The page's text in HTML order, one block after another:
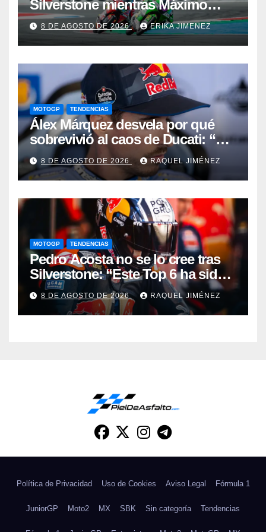
Silverstone mientras Máximo
Quiles sufre una fractura de
clavícula
8 DE AGOSTO DE 2026 ERIKA JIMENEZ
MOTOGP TENDENCIAS
Álex Márquez desvela por qué
sobrevivió al caos de Ducati: “No
sé cómo acabé siendo el mejor”
8 DE AGOSTO DE 2026 RAQUEL JIMÉNEZ
MOTOGP TENDENCIAS
Pedro Acosta no se lo cree tras
Silverstone: “Este Top 6 ha sido
una sorpresa”
8 DE AGOSTO DE 2026 RAQUEL JIMÉNEZ
Política de Privacidad Uso de Cookies Aviso Legal Fórmula 1
JuniorGP Moto2 MX SBK Sin categoría Tendencias